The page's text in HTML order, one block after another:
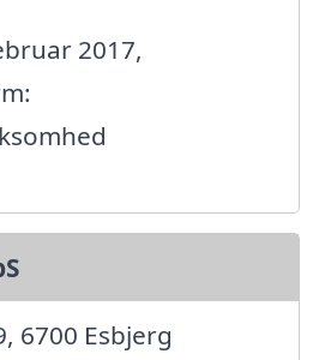
2017,
6700 Esbjerg